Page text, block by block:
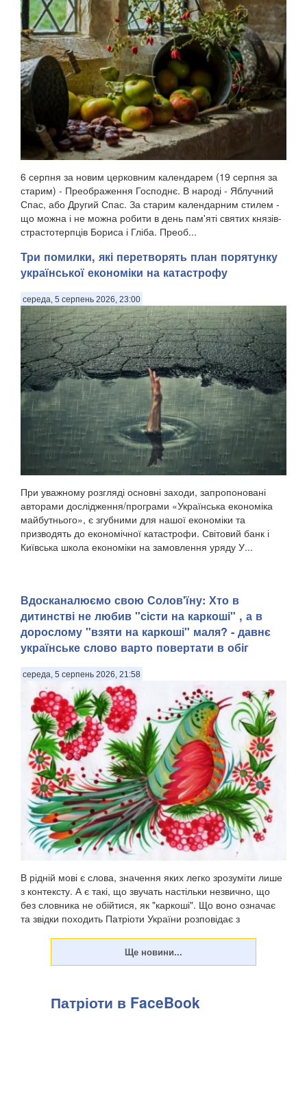
6 серпня за новим церковним календарем (19 серпня за
старим) - Преображення Господнє. В народі - Яблучний
Спас, або Другий Спас. За старим календарним стилем -
що можна і не можна робити в день пам'яті святих князів-
страстотерпців Бориса і Гліба. Преоб...
Три помилки, які перетворять план порятунку
української економіки на катастрофу
середа, 5 серпень 2026, 23:00
При уважному розгляді основні заходи, запропоновані
авторами дослідження/програми «Українська економіка
майбутнього», є згубними для нашої економіки та
призводять до економічної катастрофи. Світовий банк і
Київська школа економіки на замовлення уряду У...
Вдосканалюємо свою Солов'їну: Хто в
дитинстві не любив "сісти на каркоші" , а в
дорослому "взяти на каркоші" маля? - давнє
українське слово варто повертати в обіг
середа, 5 серпень 2026, 21:58
В рідній мові є слова, значення яких легко зрозуміти лише
з контексту. А є такі, що звучать настільки незвично, що
без словника не обійтися, як "каркоші". Що воно означає
та звідки походить Патріоти України розповідає з
Патріоти в FaceBook